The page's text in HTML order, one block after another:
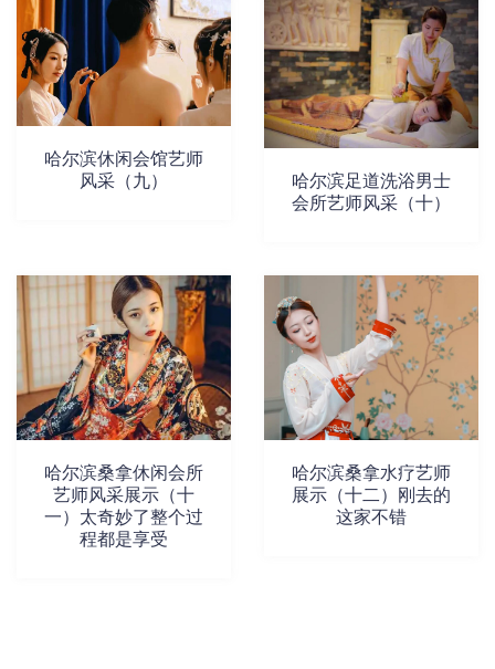
哈尔滨休闲会馆艺师
风采（九）
哈尔滨足道洗浴男士
会所艺师风采（十）
哈尔滨桑拿休闲会所
艺师风采展示（十
一）太奇妙了整个过
程都是享受
哈尔滨桑拿水疗艺师
展示（十二）刚去的
这家不错